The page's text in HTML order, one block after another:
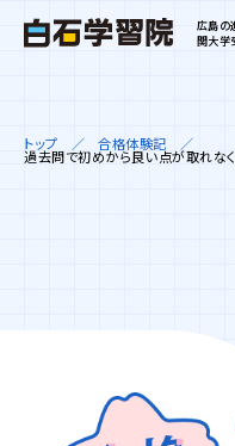
広島の
関大学
トップ 合格体験記
過去問で初めから良い点が取れな